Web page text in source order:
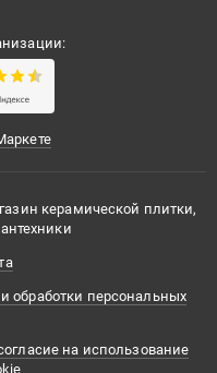
керамической плитки,
обработки персональных
на использование